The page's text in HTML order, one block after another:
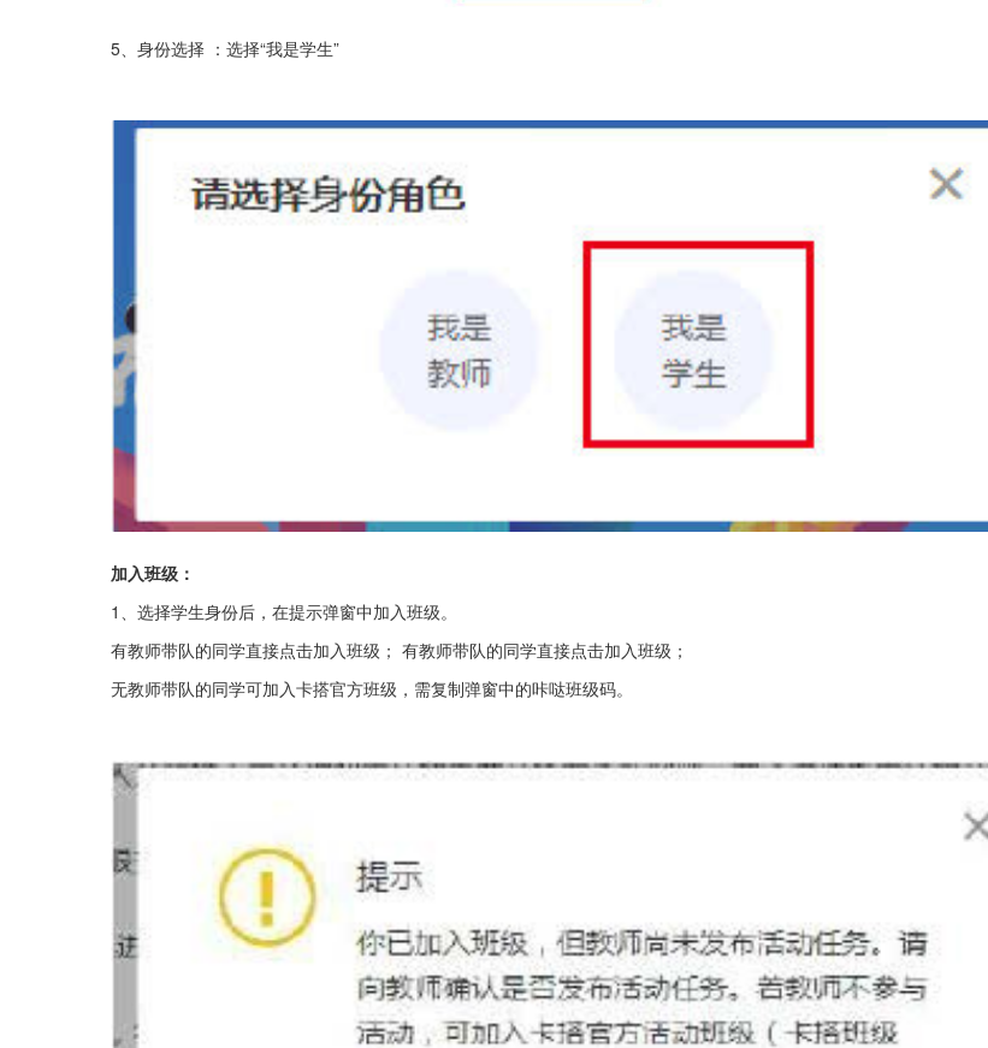
5、身份选择 ：选择“我是学生”
加入班级：
1、选择学生身份后，在提示弹窗中加入班级。
有教师带队的同学直接点击加入班级； 有教师带队的同学直接点击加入班级；
无教师带队的同学可加入卡搭官方班级，需复制弹窗中的咔哒班级码。